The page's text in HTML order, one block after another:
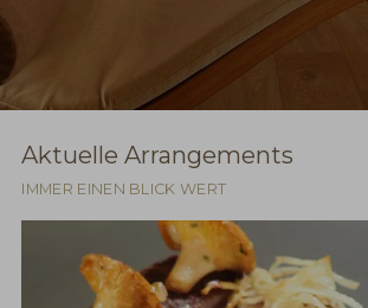
Aktuelle Arrangements
IMMER EINEN BLICK WERT